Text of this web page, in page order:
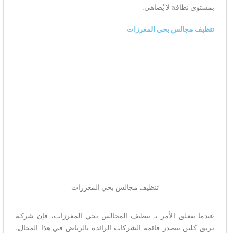
بمستوى نظافة لا يُضاهى.
تنظيف مجالس بحي المغرزات
تنظيف مجالس بحي المغرزات
عندما يتعلق الأمر بـ تنظيف المجالس بحي المغرزات، فإن شركة
بريق كلين تتصدر قائمة الشركات الرائدة بالرياض في هذا المجال.